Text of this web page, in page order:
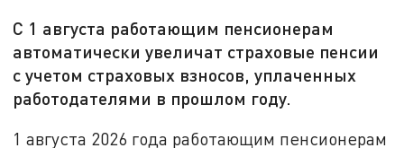
С 1 августа работающим пенсионерам
автоматически увеличат страховые пенсии
с учетом страховых взносов, уплаченных
работодателями в прошлом году.
1 августа 2026 года работающим пенсионерам